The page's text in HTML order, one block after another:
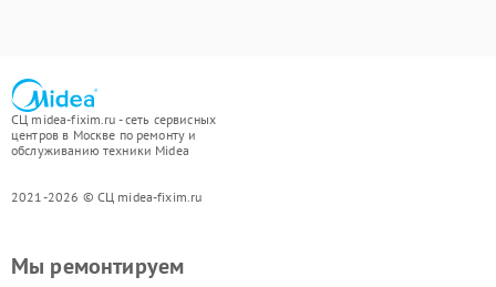
СЦ midea-fixim.ru - сеть сервисных
центров в Москве по ремонту и
обслуживанию техники Midea
2021-2026 © СЦ midea-fixim.ru
Мы ремонтируем